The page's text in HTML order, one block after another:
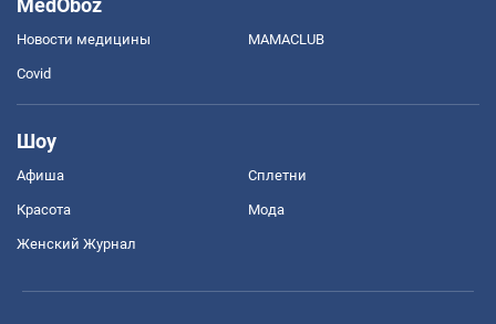
MedOboz
Новости медицины MAMACLUB
Covid
Шоу
Афиша Сплетни
Красота Мода
Женский Журнал